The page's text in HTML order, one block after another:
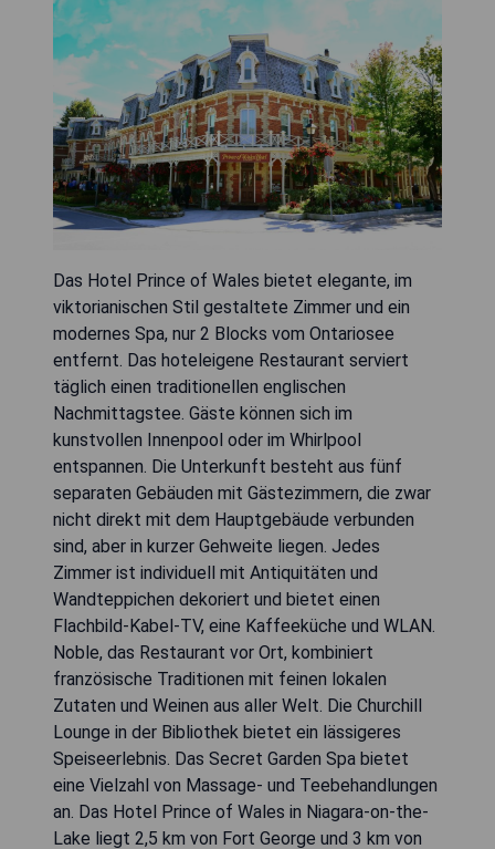
Das Hotel Prince of Wales bietet elegante, im
viktorianischen Stil gestaltete Zimmer und ein
modernes Spa, nur 2 Blocks vom Ontariosee
entfernt. Das hoteleigene Restaurant serviert
täglich einen traditionellen englischen
Nachmittagstee. Gäste können sich im
kunstvollen Innenpool oder im Whirlpool
entspannen. Die Unterkunft besteht aus fünf
separaten Gebäuden mit Gästezimmern, die zwar
nicht direkt mit dem Hauptgebäude verbunden
sind, aber in kurzer Gehweite liegen. Jedes
Zimmer ist individuell mit Antiquitäten und
Wandteppichen dekoriert und bietet einen
Flachbild-Kabel-TV, eine Kaffeeküche und WLAN.
Noble, das Restaurant vor Ort, kombiniert
französische Traditionen mit feinen lokalen
Zutaten und Weinen aus aller Welt. Die Churchill
Lounge in der Bibliothek bietet ein lässigeres
Speiseerlebnis. Das Secret Garden Spa bietet
eine Vielzahl von Massage- und Teebehandlungen
an. Das Hotel Prince of Wales in Niagara-on-the-
Lake liegt 2,5 km von Fort George und 3 km von